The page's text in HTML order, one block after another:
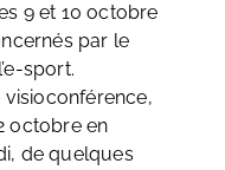
9 et 10 octobre
par le
sport.
octobre en
de quelques